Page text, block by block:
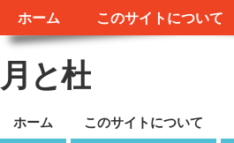
ホーム このサイトについて
月と杜
ホーム このサイトについて